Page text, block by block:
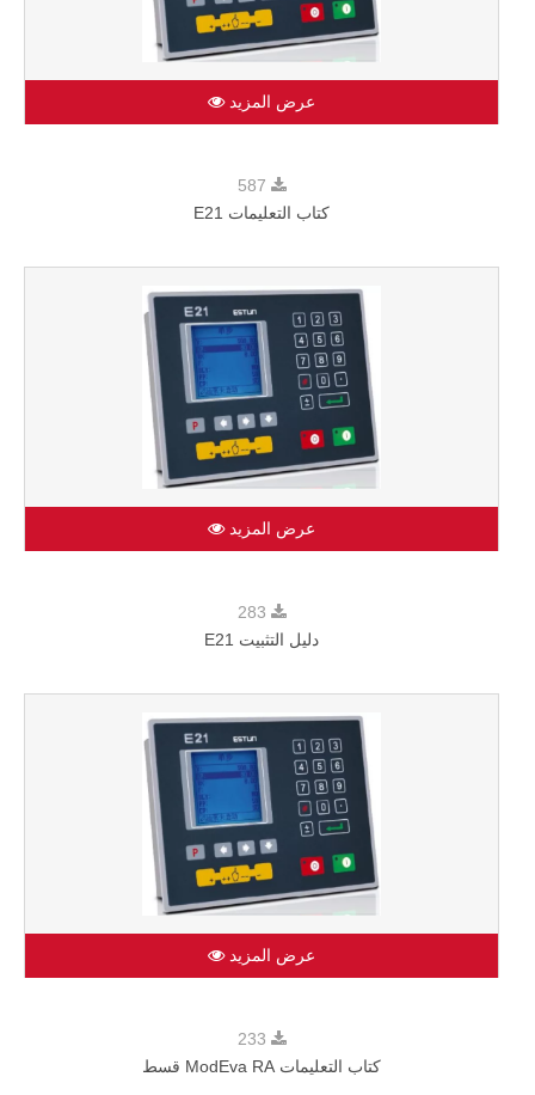
عرض المزيد
كتاب التعليمات E21
عرض المزيد
دليل التثبيت E21
عرض المزيد
كتاب التعليمات ModEva RA قسط